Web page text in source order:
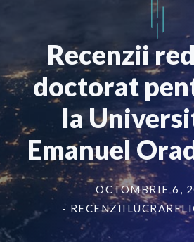
Recenzii
doctorat
la
Emanuel
OCTOMBRIE 6,
-